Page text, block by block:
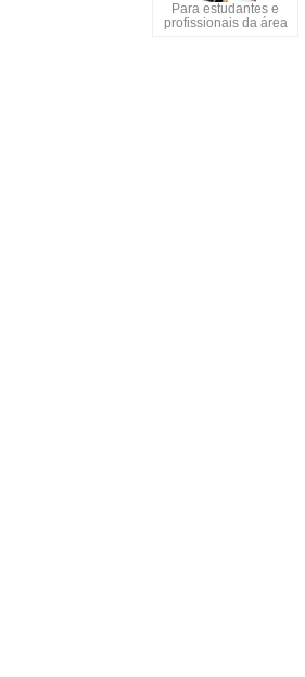
Para estudantes e
profissionais da área